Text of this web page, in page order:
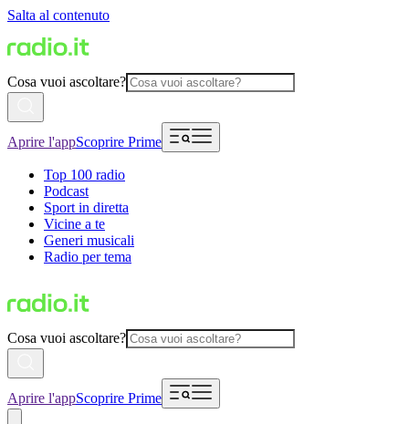
Salta al contenuto
Cosa vuoi ascoltare?
Aprire l'appScoprire Prime
Top 100 radio
Podcast
Sport in diretta
Vicine a te
Generi musicali
Radio per tema
Cosa vuoi ascoltare?
Aprire l'appScoprire Prime